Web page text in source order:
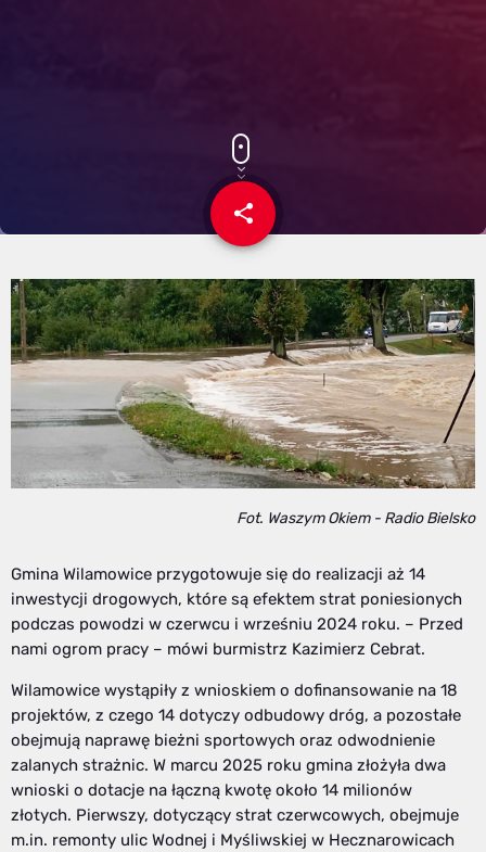
share
email
Fot. Waszym Okiem - Radio Bielsko
Gmina Wilamowice przygotowuje się do realizacji aż 14
inwestycji drogowych, które są efektem strat poniesionych
podczas powodzi w czerwcu i wrześniu 2024 roku. – Przed
nami ogrom pracy – mówi burmistrz Kazimierz Cebrat.
Wilamowice wystąpiły z wnioskiem o dofinansowanie na 18
projektów, z czego 14 dotyczy odbudowy dróg, a pozostałe
obejmują naprawę bieżni sportowych oraz odwodnienie
zalanych strażnic. W marcu 2025 roku gmina złożyła dwa
wnioski o dotacje na łączną kwotę około 14 milionów
złotych. Pierwszy, dotyczący strat czerwcowych, obejmuje
m.in. remonty ulic Wodnej i Myśliwskiej w Hecznarowicach